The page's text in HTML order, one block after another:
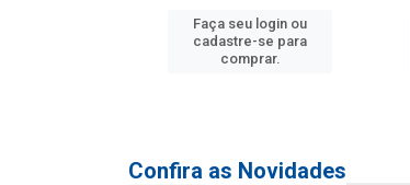
Faça seu login ou
cadastre-se para
comprar.
Confira as Novidades